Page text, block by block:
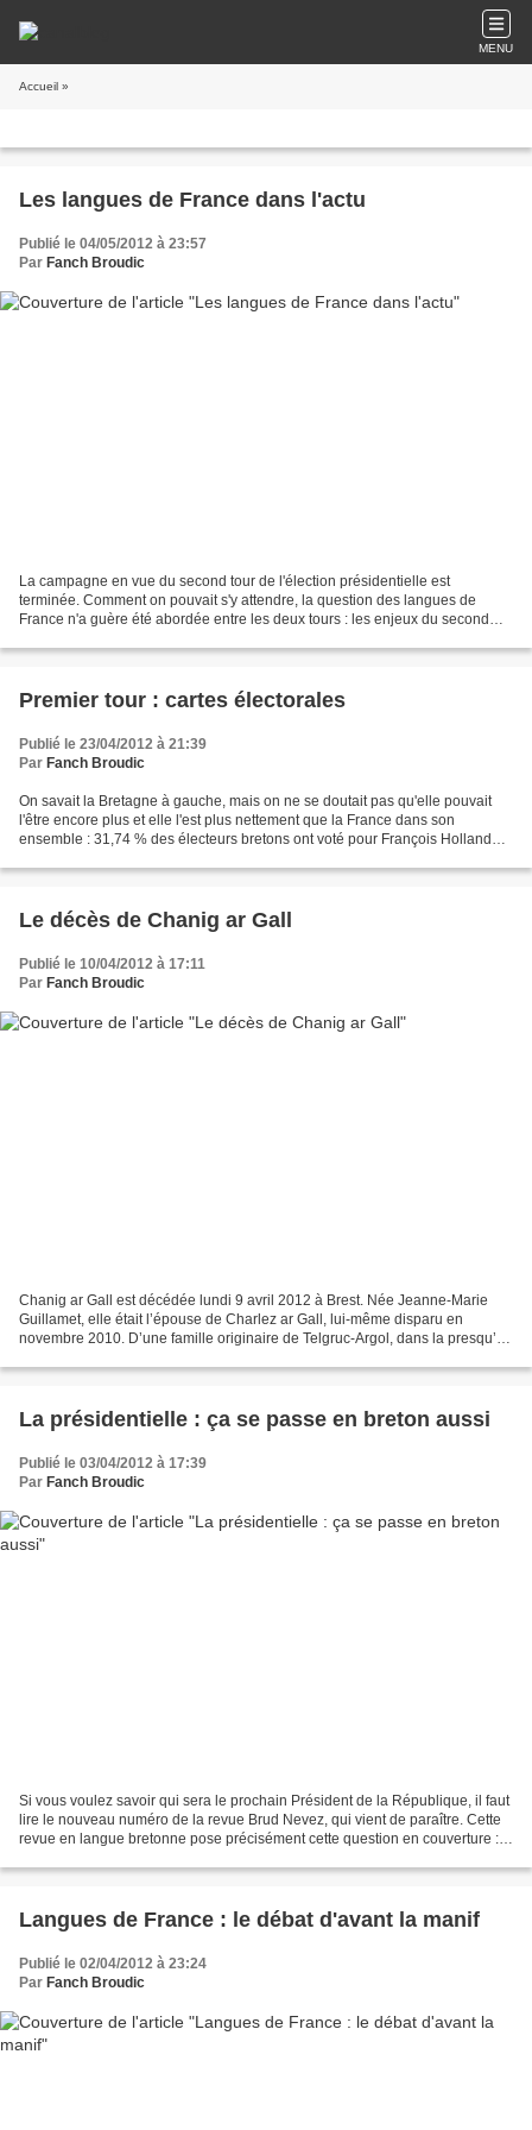
MENU
Accueil »
Les langues de France dans l'actu
Publié le 04/05/2012 à 23:57
Par Fanch Broudic
La campagne en vue du second tour de l'élection présidentielle est
terminée. Comment on pouvait s'y attendre, la question des langues de
France n'a guère été abordée entre les deux tours : les enjeux du second
Premier tour : cartes électorales
Publié le 23/04/2012 à 21:39
Par Fanch Broudic
On savait la Bretagne à gauche, mais on ne se doutait pas qu'elle pouvait
l'être encore plus et elle l'est plus nettement que la France dans son
ensemble : 31,74 % des électeurs bretons ont voté pour François Hollande,
Le décès de Chanig ar Gall
Publié le 10/04/2012 à 17:11
Par Fanch Broudic
Chanig ar Gall est décédée lundi 9 avril 2012 à Brest. Née Jeanne-Marie
Guillamet, elle était l’épouse de Charlez ar Gall, lui-même disparu en
novembre 2010. D’une famille originaire de Telgruc-Argol, dans la presqu’île
La présidentielle : ça se passe en breton aussi
Publié le 03/04/2012 à 17:39
Par Fanch Broudic
Si vous voulez savoir qui sera le prochain Président de la République, il faut
lire le nouveau numéro de la revue Brud Nevez, qui vient de paraître. Cette
revue en langue bretonne pose précisément cette question en couverture :
Langues de France : le débat d'avant la manif
Publié le 02/04/2012 à 23:24
Par Fanch Broudic